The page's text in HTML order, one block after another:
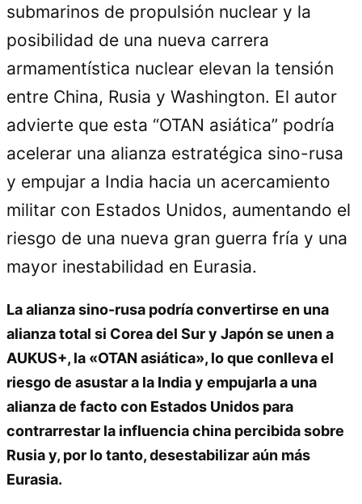
submarinos de propulsión nuclear y la
posibilidad de una nueva carrera
armamentística nuclear elevan la tensión
entre China, Rusia y Washington. El autor
advierte que esta “OTAN asiática” podría
acelerar una alianza estratégica sino-rusa
y empujar a India hacia un acercamiento
militar con Estados Unidos, aumentando el
riesgo de una nueva gran guerra fría y una
mayor inestabilidad en Eurasia.
La alianza sino-rusa podría convertirse en una
alianza total si Corea del Sur y Japón se unen a
AUKUS+, la «OTAN asiática», lo que conlleva el
riesgo de asustar a la India y empujarla a una
alianza de facto con Estados Unidos para
contrarrestar la influencia china percibida sobre
Rusia y, por lo tanto, desestabilizar aún más
Eurasia.